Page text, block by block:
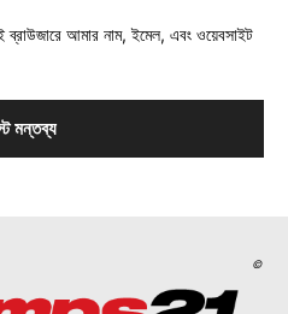
আমার নাম, ইমেল, এবং ওয়েবসাইট
©